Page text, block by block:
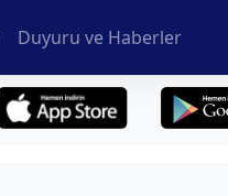
Duyuru ve Haberler